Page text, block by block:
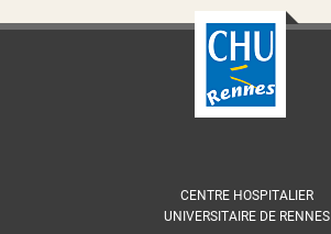
CENTRE HOSPITALIER
UNIVERSITAIRE DE RENNES